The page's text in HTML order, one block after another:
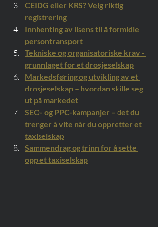
CEIDG eller KRS? Velg riktig
registrering
Innhenting av lisens til å formidle
persontransport
Tekniske og organisatoriske krav -
grunnlaget for et drosjeselskap
Markedsføring og utvikling av et
drosjeselskap – hvordan skille seg
ut på markedet
SEO- og PPC-kampanjer – det du
trenger å vite når du oppretter et
taxiselskap
Sammendrag og trinn for å sette
opp et taxiselskap